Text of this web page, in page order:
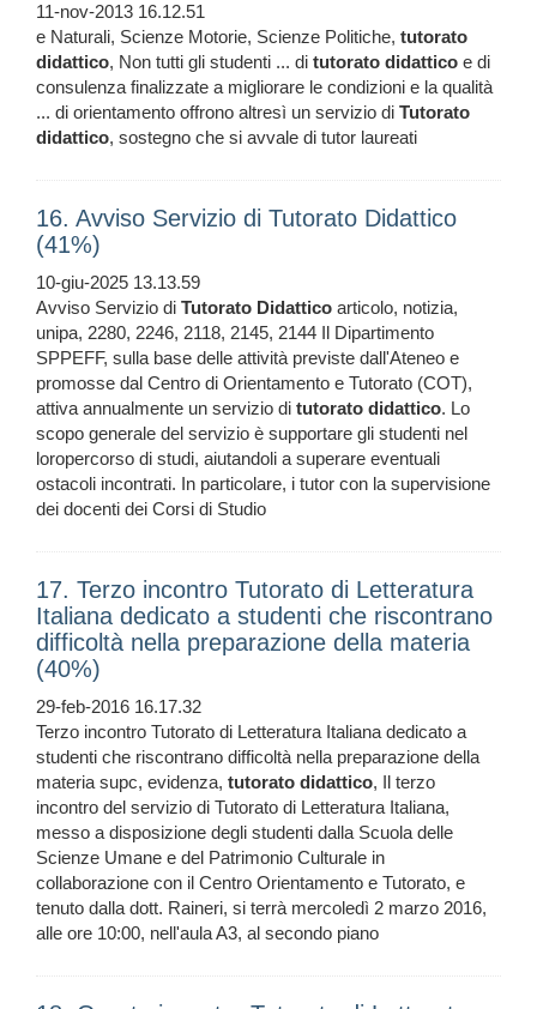
11-nov-2013 16.12.51
e Naturali, Scienze Motorie, Scienze Politiche, tutorato
didattico, Non tutti gli studenti ... di tutorato didattico e di
consulenza finalizzate a migliorare le condizioni e la qualità
... di orientamento offrono altresì un servizio di Tutorato
didattico, sostegno che si avvale di tutor laureati
16. Avviso Servizio di Tutorato Didattico
(41%)
10-giu-2025 13.13.59
Avviso Servizio di Tutorato Didattico articolo, notizia,
unipa, 2280, 2246, 2118, 2145, 2144 Il Dipartimento
SPPEFF, sulla base delle attività previste dall'Ateneo e
promosse dal Centro di Orientamento e Tutorato (COT),
attiva annualmente un servizio di tutorato didattico. Lo
scopo generale del servizio è supportare gli studenti nel
loropercorso di studi, aiutandoli a superare eventuali
ostacoli incontrati. In particolare, i tutor con la supervisione
dei docenti dei Corsi di Studio
17. Terzo incontro Tutorato di Letteratura
Italiana dedicato a studenti che riscontrano
difficoltà nella preparazione della materia
(40%)
29-feb-2016 16.17.32
Terzo incontro Tutorato di Letteratura Italiana dedicato a
studenti che riscontrano difficoltà nella preparazione della
materia supc, evidenza, tutorato didattico, Il terzo
incontro del servizio di Tutorato di Letteratura Italiana,
messo a disposizione degli studenti dalla Scuola delle
Scienze Umane e del Patrimonio Culturale in
collaborazione con il Centro Orientamento e Tutorato, e
tenuto dalla dott. Raineri, si terrà mercoledì 2 marzo 2016,
alle ore 10:00, nell'aula A3, al secondo piano